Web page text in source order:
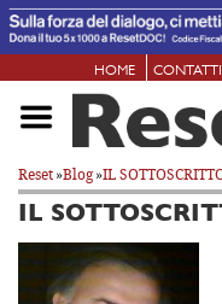
HOME CONTATTI
Reset»Blog»IL
IL